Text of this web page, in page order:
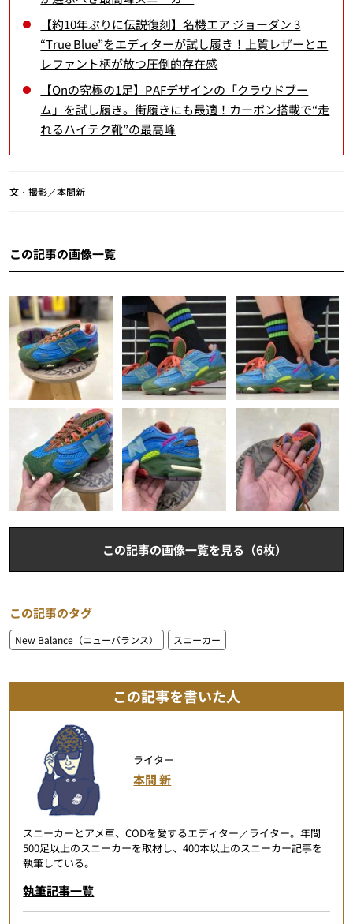
【約10年ぶりに伝説復刻】名機エア ジョーダン 3
“True Blue”をエディターが試し履き！上質レザーとエ
レファント柄が放つ圧倒的存在感
【Onの究極の1足】PAFデザインの「クラウドブー
ム」を試し履き。街履きにも最適！カーボン搭載で“走
れるハイテク靴”の最高峰
文・撮影／本間新
この記事の画像一覧
この記事の画像一覧を見る（6枚）
この記事のタグ
New Balance（ニューバランス） スニーカー
この記事を書いた人
ライター
本間 新
スニーカーとアメ車、CODを愛するエディター／ライター。年間
500足以上のスニーカーを取材し、400本以上のスニーカー記事を
執筆している。
執筆記事一覧